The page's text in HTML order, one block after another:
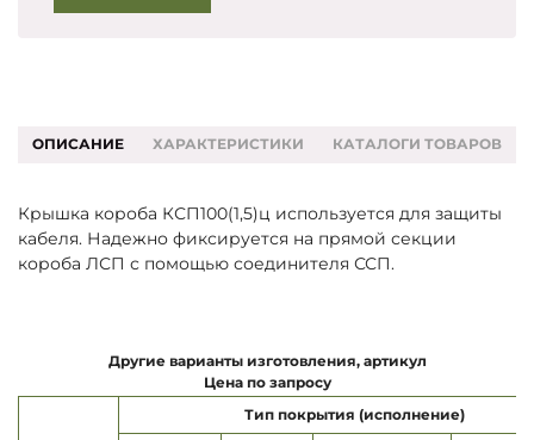
ОПИСАНИЕ ХАРАКТЕРИСТИКИ КАТАЛОГИ ТОВАРОВ
Крышка короба КСП100(1,5)ц используется для защиты
кабеля. Надежно фиксируется на прямой секции
короба ЛСП с помощью соединителя ССП.
Другие варианты изготовления, артикул
Цена по запросу
Тип покрытия (исполнение)